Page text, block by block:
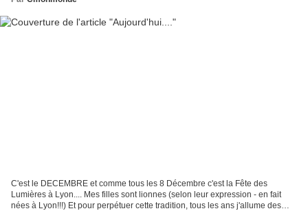
C'est le DECEMBRE et comme tous les 8 Décembre c'est la Fête des
Lumières à Lyon.... Mes filles sont lionnes (selon leur expression - en fait
nées à Lyon!!!) Et pour perpétuer cette tradition, tous les ans j'allume des